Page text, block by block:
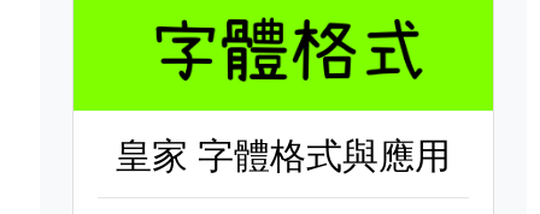
皇家 字體格式與應用